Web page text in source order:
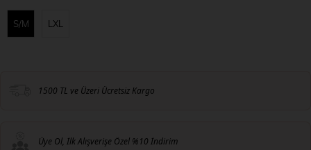
S/M LXL
1500 TL ve Üzeri Ücretsiz Kargo
Üye Ol, İlk Alışverişe Özel %10 İndirim